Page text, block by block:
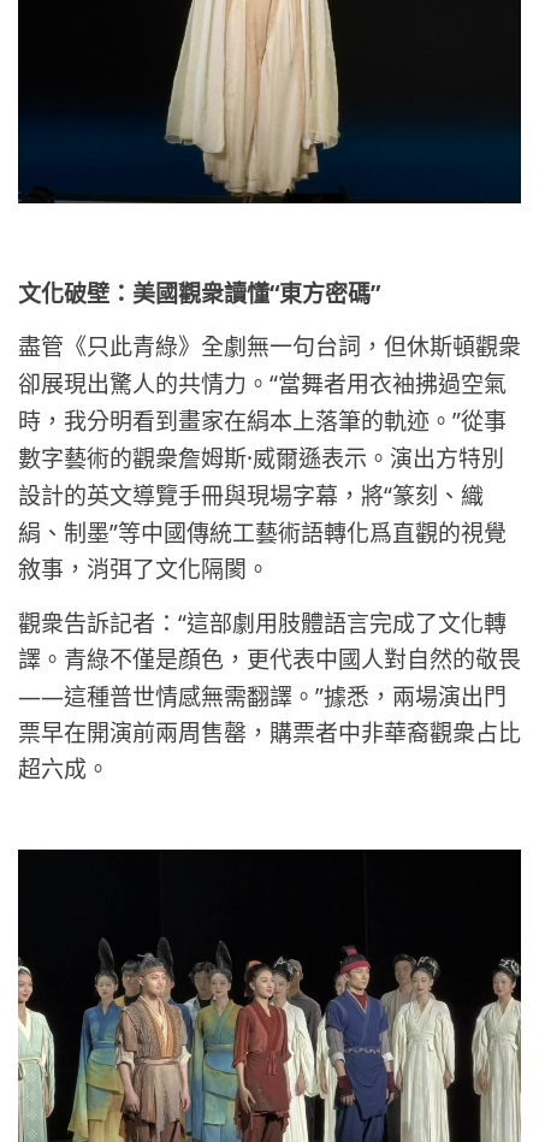
文化破壁：美國觀衆讀懂“東方密碼”
盡管《只此青綠》全劇無一句台詞，但休斯頓觀衆
卻展現出驚人的共情力。 “當舞者用衣袖拂過空氣
時，我分明看到畫家在絹本上落筆的軌迹。 ”從事
數字藝術的觀衆詹姆斯·威爾遜表示。演出方特別
設計的英文導覽手冊與現場字幕，將“篆刻、織
絹、制墨”等中國傳統工藝術語轉化爲直觀的視覺
敘事，消弭了文化隔閡。
觀衆告訴記者： “這部劇用肢體語言完成了文化轉
譯。青綠不僅是顔色，更代表中國人對自然的敬畏
——這種普世情感無需翻譯。 ”據悉，兩場演出門
票早在開演前兩周售罄，購票者中非華裔觀衆占比
超六成。